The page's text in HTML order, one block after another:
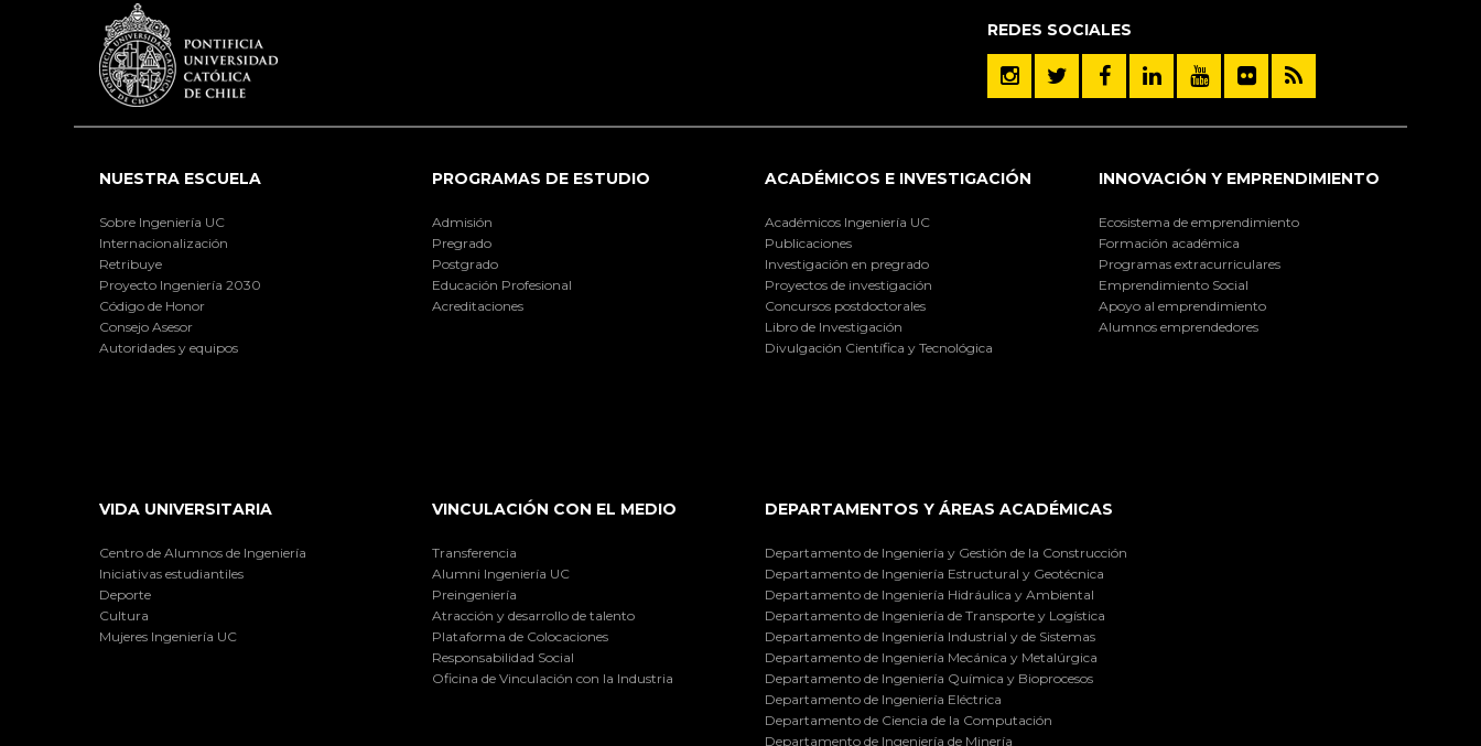
REDES SOCIALES
NUESTRA ESCUELA
Sobre Ingeniería UC
Internacionalización
Retribuye
Proyecto Ingeniería 2030
Código de Honor
Consejo Asesor
Autoridades y equipos
PROGRAMAS DE ESTUDIO
Admisión
Pregrado
Postgrado
Educación Profesional
Acreditaciones
ACADÉMICOS E INVESTIGACIÓN
Académicos Ingeniería UC
Publicaciones
Investigación en pregrado
Proyectos de investigación
Concursos postdoctorales
Libro de Investigación
Divulgación Científica y Tecnológica
INNOVACIÓN Y EMPRENDIMIENTO
Ecosistema de emprendimiento
Formación académica
Programas extracurriculares
Emprendimiento Social
Apoyo al emprendimiento
Alumnos emprendedores
VIDA UNIVERSITARIA
Centro de Alumnos de Ingeniería
Iniciativas estudiantiles
Deporte
Cultura
Mujeres Ingeniería UC
VINCULACIÓN CON EL MEDIO
Transferencia
Alumni Ingeniería UC
Preingeniería
Atracción y desarrollo de talento
Plataforma de Colocaciones
Responsabilidad Social
Oficina de Vinculación con la Industria
DEPARTAMENTOS Y ÁREAS ACADÉMICAS
Departamento de Ingeniería y Gestión de la Construcción
Departamento de Ingeniería Estructural y Geotécnica
Departamento de Ingeniería Hidráulica y Ambiental
Departamento de Ingeniería de Transporte y Logística
Departamento de Ingeniería Industrial y de Sistemas
Departamento de Ingeniería Mecánica y Metalúrgica
Departamento de Ingeniería Química y Bioprocesos
Departamento de Ingeniería Eléctrica
Departamento de Ciencia de la Computación
Departamento de Ingeniería de Minería